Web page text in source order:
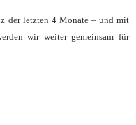
der letzten 4 Monate – und mit
wir weiter gemeinsam für